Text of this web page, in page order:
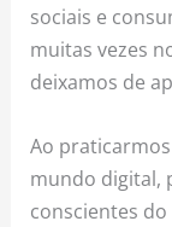
sociais e
muitas vezes
deixamos de
Ao
mundo digital,
conscientes